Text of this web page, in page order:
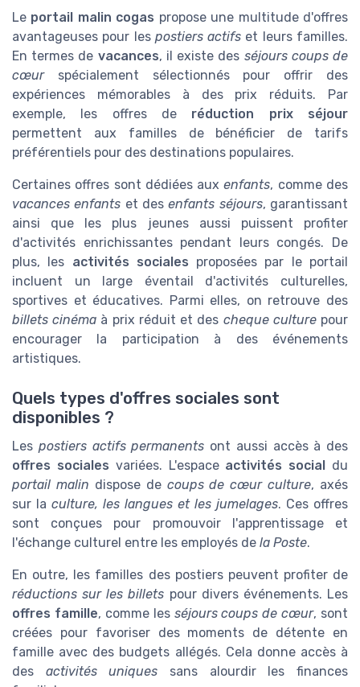
Le portail malin cogas propose une multitude d'offres
avantageuses pour les postiers actifs et leurs familles.
En termes de vacances, il existe des séjours coups de
cœurspécialement sélectionnés pour offrir des
expériences mémorables à des prix réduits. Par
exemple, les offres de réduction prix séjour
permettent aux familles de bénéficier de tarifs
préférentiels pour des destinations populaires.
Certaines offres sont dédiées auxenfants, comme des
vacances enfants et desenfants séjours, garantissant
ainsi que les plus jeunes aussi puissent profiter
d'activités enrichissantes pendant leurs congés. De
plus, les activités sociales proposées par le portail
incluent un large éventail d'activités culturelles,
sportives et éducatives. Parmi elles, on retrouve des
billets cinéma à prix réduit et des cheque culturepour
encourager la participation à des événements
artistiques.
Quels types d'offres sociales sont
disponibles ?
Les postiers actifs permanents ont aussi accès à des
offres sociales variées. L'espace activités social du
portail malin dispose de coups de cœur culture, axés
sur la culture, les langues et les jumelages. Ces offres
sont conçues pour promouvoir l'apprentissage et
l'échange culturel entre les employés de la Poste.
En outre, les familles des postiers peuvent profiter de
réductions sur les billets pour divers événements. Les
offres famille, comme les séjours coups de cœur, sont
créées pour favoriser des moments de détente en
famille avec des budgets allégés. Cela donne accès à
des activités uniques sans alourdir les finances